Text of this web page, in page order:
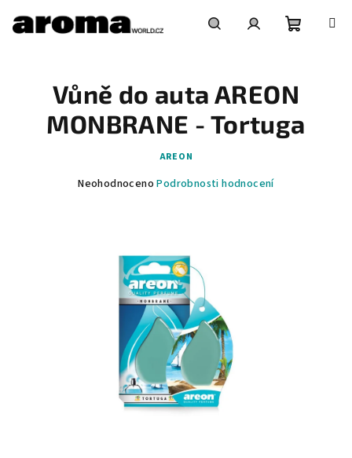
obsah
košík
Vůně do auta AREON
MONBRANE - Tortuga
AREON
Průměrné
hvězdiček.
Neohodnoceno Podrobnosti hodnocení